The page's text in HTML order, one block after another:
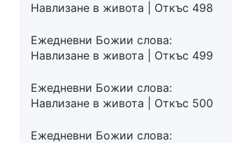
Навлизане в живота | Откъс 498
Ежедневни Божии слова:
Навлизане в живота | Откъс 499
Ежедневни Божии слова:
Навлизане в живота | Откъс 500
Ежедневни Божии слова: